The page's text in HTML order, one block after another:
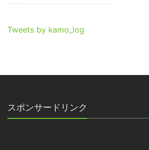
Tweets by kamo_log
スポンサードリンク